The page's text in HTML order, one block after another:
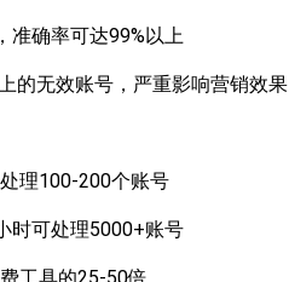
准确率可达99%以上
的无效账号，严重影响营销效果
理100-200个账号
时可处理5000+账号